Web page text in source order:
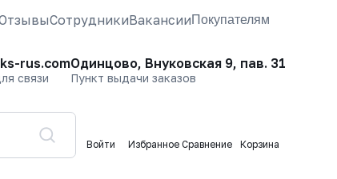
СотрудникиВакансииПокупателям
rus.com
связи
Одинцово, Внуковская 9, пав. 31
Пункт выдачи заказов
Войти Избранное Сравнение Корзина